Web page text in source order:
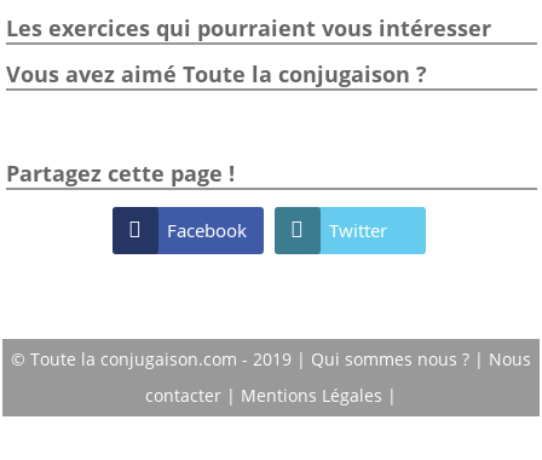
Les exercices qui pourraient vous intéresser
Vous avez aimé Toute la conjugaison ?
Partagez cette page !
 Facebook  Twitter
© Toute la conjugaison.com - 2019 | Qui sommes nous ? | Nous
contacter | Mentions Légales |